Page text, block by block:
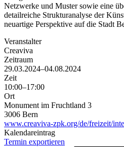
Netzwerke und Muster sowie eine
detailreiche Strukturanalyse der
neuartige Perspektive auf die Stadt
Veranstalter
Creaviva
Zeitraum
29.03.2024–04.08.2024
Zeit
10:00–17:00
Ort
Monument im Fruchtland 3
3006 Bern
www.creaviva-zpk.org/de/freizeit/
Kalendareintrag
Termin exportieren